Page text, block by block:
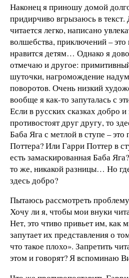
Наконец я приношу домой
придирчиво вгрызаюсь в текст.
читается легко, написано
волшебства, приключений – это
нравится детям… Однако я
отмечаю и другое:
шуточки, нагромождение
поворотов. Очень низкий
вообще я как-то запуталась с
Если в русских сказках добро и
противостоят друг другу, то
Баба Яга с метлой в ступе –
Поттера? Или Гарри Поттер в
есть замаскированная Баба
то же, никакой разницы… Но
здесь добро?
Пытаюсь рассмотреть
Хочу ли я, чтобы мои внуки
Нет, это чтиво привьет им, как
запутает их представления о
что такое плохо». Запретить
этом и говорят? Я вспоминаю